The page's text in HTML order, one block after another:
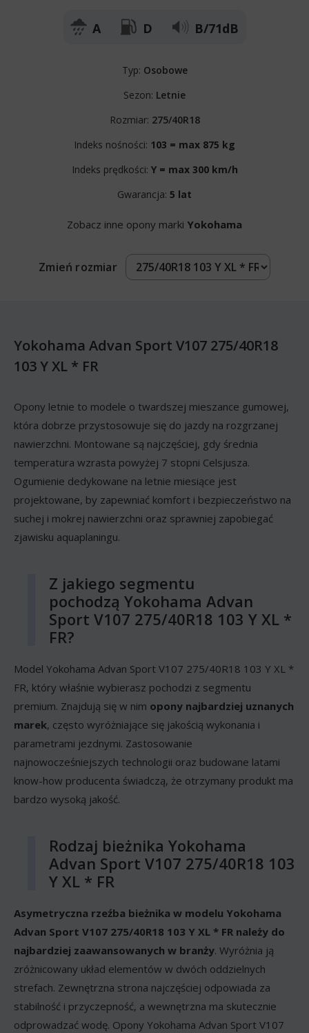
A D B/71dB
Typ: Osobowe
Sezon: Letnie
Rozmiar: 275/40R18
Indeks nośności: 103 = max 875 kg
Indeks prędkości: Y = max 300 km/h
Gwarancja: 5 lat
Zobacz inne opony marki Yokohama
Zmień rozmiar
Yokohama Advan Sport V107 275/40R18
103 Y XL * FR
Opony letnie to modele o twardszej mieszance gumowej,
która dobrze przystosowuje się do jazdy na rozgrzanej
nawierzchni. Montowane są najczęściej, gdy średnia
temperatura wzrasta powyżej 7 stopni Celsjusza.
Ogumienie dedykowane na letnie miesiące jest
projektowane, by zapewniać komfort i bezpieczeństwo na
suchej i mokrej nawierzchni oraz sprawniej zapobiegać
zjawisku aquaplaningu.
Z jakiego segmentu
pochodzą Yokohama Advan
Sport V107 275/40R18 103 Y XL *
FR?
Model Yokohama Advan Sport V107 275/40R18 103 Y XL *
FR, który właśnie wybierasz pochodzi z segmentu
premium. Znajdują się w nim opony najbardziej uznanych
marek, często wyróżniające się jakością wykonania i
parametrami jezdnymi. Zastosowanie
najnowocześniejszych technologii oraz budowane latami
know-how producenta świadczą, że otrzymany produkt ma
bardzo wysoką jakość.
Rodzaj bieżnika Yokohama
Advan Sport V107 275/40R18 103
Y XL * FR
Asymetryczna rzeźba bieżnika w modelu Yokohama
Advan Sport V107 275/40R18 103 Y XL * FR należy do
najbardziej zaawansowanych w branży. Wyróżnia ją
zróżnicowany układ elementów w dwóch oddzielnych
strefach. Zewnętrzna strona najczęściej odpowiada za
stabilność i przyczepność, a wewnętrzna ma skutecznie
odprowadzać wodę. Opony Yokohama Advan Sport V107